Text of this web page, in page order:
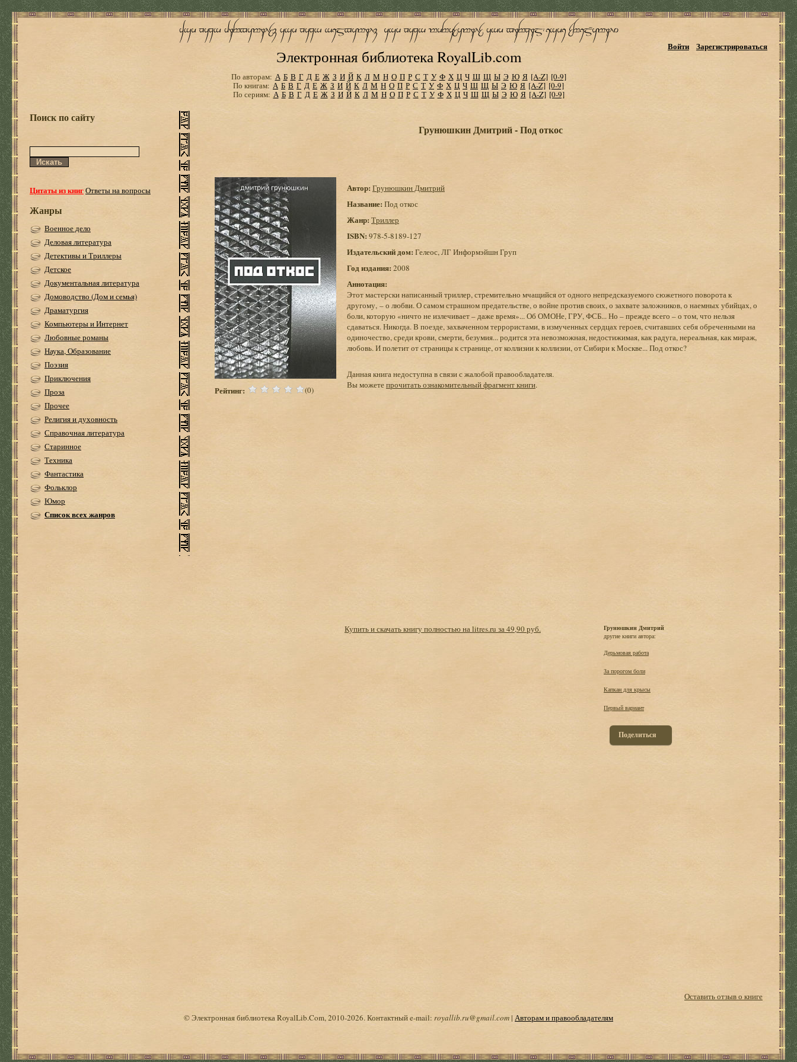
Электронная библиотека RoyalLib.com
Войти Зарегистрироваться
По авторам: А Б В Г Д Е Ж З И Й К Л М Н О П Р С Т У Ф Х Ц Ч Ш Щ Ы Э Ю Я [A-Z] [0-9]
По книгам: А Б В Г Д Е Ж З И Й К Л М Н О П Р С Т У Ф Х Ц Ч Ш Щ Ы Э Ю Я [A-Z] [0-9]
По сериям: А Б В Г Д Е Ж З И Й К Л М Н О П Р С Т У Ф Х Ц Ч Ш Щ Ы Э Ю Я [A-Z] [0-9]
Поиск по сайту
Цитаты из книгОтветы на вопросы
Жанры
Военное дело
Деловая литература
Детективы и Триллеры
Детское
Документальная литература
Домоводство (Дом и семья)
Драматургия
Компьютеры и Интернет
Любовные романы
Наука, Образование
Поэзия
Приключения
Проза
Прочее
Религия и духовность
Справочная литература
Старинное
Техника
Фантастика
Фольклор
Юмор
Список всех жанров
Грунюшкин Дмитрий - Под откос
Рейтинг: (0)
Автор: Грунюшкин Дмитрий
Название: Под откос
Жанр: Триллер
ISBN: 978-5-8189-127
Издательский дом: Гелеос, ЛГ Информэйшн Груп
Год издания: 2008
Аннотация:
Этот мастерски написанный триллер, стремительно мчащийся от одного непредсказуемого сюжетного поворота к
другому, – о любви. О самом страшном предательстве, о войне против своих, о захвате заложников, о наемных убийцах, о
боли, которую «ничто не излечивает – даже время»... Об ОМОНе, ГРУ, ФСБ... Но – прежде всего – о том, что нельзя
сдаваться. Никогда. В поезде, захваченном террористами, в измученных сердцах героев, считавших себя обреченными на
одиночество, среди крови, смерти, безумия... родится эта невозможная, недостижимая, как радуга, нереальная, как мираж,
любовь. И полетит от страницы к странице, от коллизии к коллизии, от Сибири к Москве... Под откос?
Данная книга недоступна в связи с жалобой правообладателя.
Вы можетепрочитать ознакомительный фрагмент книги.
Купить и скачать книгу полностью на litres.ru за 49,90 руб.
Грунюшкин Дмитрий
другие книги автора:
Дерьмовая работа
За порогом боли
Капкан для крысы
Первый вариант
Поделиться
Оставить отзыв о книге
© Электронная библиотека RoyalLib.Com, 2010-2026. Контактный e-mail: royallib.ru@gmail.com| Авторам и правообладателям